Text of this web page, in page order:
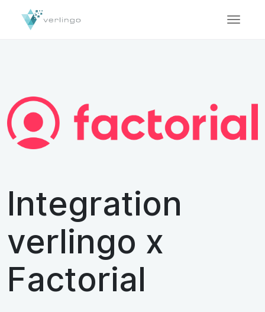
Integration
verlingo x
Factorial